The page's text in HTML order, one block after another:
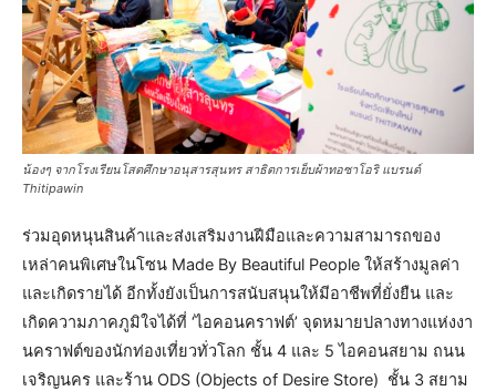
น้องๆ จากโรงเรียนโสตศึกษาอนุสารสุนทร สาธิตการเย็บผ้าทอซาโอริ แบรนด์
Thitipawin
ร่วมอุดหนุนสินค้าและส่งเสริมงานฝีมือและความสามารถของ
เหล่าคนพิเศษในโซน Made By Beautiful People ให้สร้างมูลค่า
และเกิดรายได้ อีกทั้งยังเป็นการสนับสนุนให้มีอาชีพที่ยั่งยืน และ
เกิดความภาคภูมิใจได้ที่ ‘ไอคอนคราฟต์’ จุดหมายปลางทางแห่งงา
นคราฟต์ของนักท่องเที่ยวทั่วโลก ชั้น 4 และ 5 ไอคอนสยาม ถนน
เจริญนคร และร้าน ODS (Objects of Desire Store) ชั้น 3 สยาม